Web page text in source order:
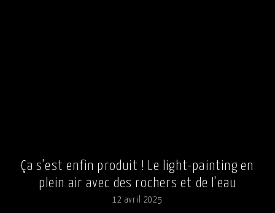
Ça s'est enfin produit ! Le light-painting en
plein air avec des rochers et de l'eau
12 avril 2025